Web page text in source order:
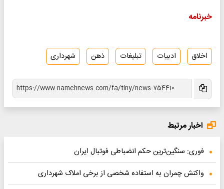
خبرنامه
اخلاق ادبیات تبلیغات ذهن شهرداری
اخبار مرتبط
فوری: سنگین‌ترین حکم انضباطی فوتبال ایران
واکنش چمران به استفاده شخصی از برخی املاک شهرداری